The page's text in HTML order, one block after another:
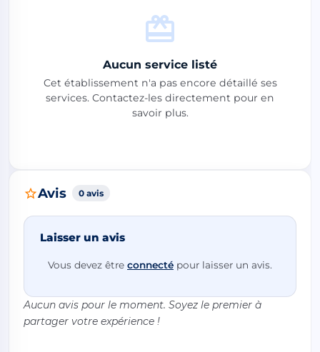
Aucun service listé
Cet établissement n'a pas encore détaillé ses
services. Contactez-les directement pour en
savoir plus.
Avis 0 avis
Laisser un avis
Vous devez être connecté pour laisser un avis.
Aucun avis pour le moment. Soyez le premier à
partager votre expérience !